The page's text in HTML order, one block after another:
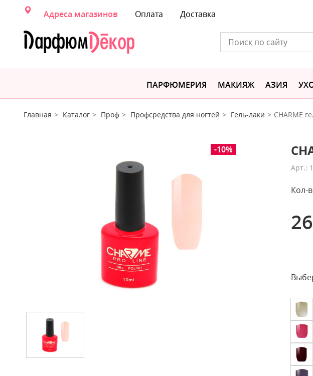
Адреса магазинов Оплата Доставка
ПАРФЮМЕРИЯ МАКИЯЖ АЗИЯ
Главная Каталог Проф Профсредства для ногтей Гель-лаки CHARME
-10%
Арт.:
Кол-